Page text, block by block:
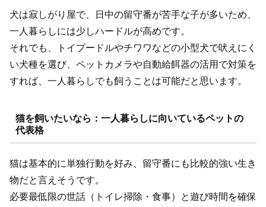
犬は寂しがり屋で、日中の留守番が苦手な子が多いため、
一人暮らしには少しハードルが高めです。
それでも、トイプードルやチワワなどの小型犬で吠えにく
い犬種を選び、ペットカメラや自動給餌器の活用で対策を
すれば、一人暮らしでも飼うことは可能だと思います。
猫を飼いたいなら：一人暮らしに向いているペットの
代表格
猫は基本的に単独行動を好み、留守番にも比較的強い生き
物だと言えそうです。
必要最低限の世話（トイレ掃除・食事）と遊び時間を確保